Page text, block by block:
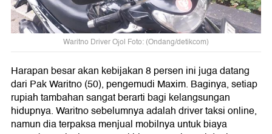
Waritno Driver Ojol Foto: (Ondang/detikcom)
Harapan besar akan kebijakan 8 persen ini juga datang
dari Pak Waritno (50), pengemudi Maxim. Baginya, setiap
rupiah tambahan sangat berarti bagi kelangsungan
hidupnya. Waritno sebelumnya adalah driver taksi online,
namun dia terpaksa menjual mobilnya untuk biaya